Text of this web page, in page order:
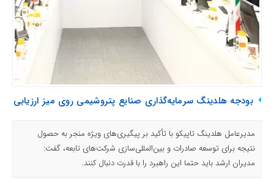
بودجه هلدینگ سرمایه‌گذاری صنایع پتروشیمی روی میز ارزیابی
مدیرعامل هلدینگ تاپیکو با تأکید بر پیگیری‌های ویژه منجر به حصول
نتیجه برای توسعه صادرات و بین‌المللی‌سازی شرکت‌های تابعه، گفت:
مدیران ارشد باید حتما این راهبرد را با قدرت دنبال کنند.